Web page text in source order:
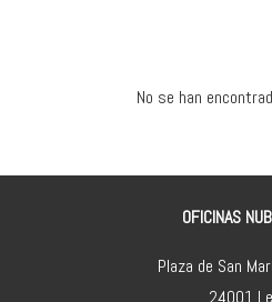
No se han
OFICINAS
Plaza de San
24001